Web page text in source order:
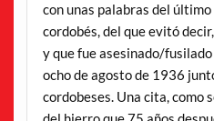
con unas palabras del
cordobés, del que evitó
y que fue asesinado/
ocho de agosto de 1936
cordobeses. Una cita, como